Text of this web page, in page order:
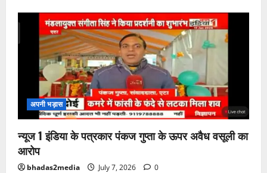
अपनी भड़ास
न्यूज 1 इंडिया के पत्रकार पंकज गुप्ता के ऊपर अवैध वसूली का
आरोप
bhadas2media July 7, 2026 0